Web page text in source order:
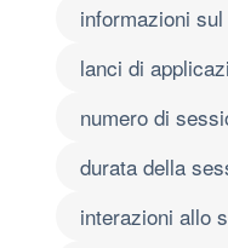
informazioni
lanci di
numero di
durata della
interazioni allo